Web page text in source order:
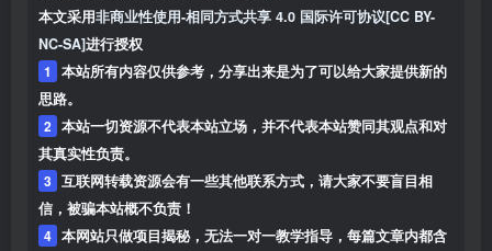
本文采用非商业性使用-相同方式共享 4.0 国际许可协议[CC BY-
NC-SA]进行授权
1
本站所有内容仅供参考，分享出来是为了可以给大家提供新的
思路。
2 本站一切资源不代表本站立场，并不代表本站赞同其观点和对
其真实性负责。
3 互联网转载资源会有一些其他联系方式，请大家不要盲目相
信，被骗本站概不负责！
4 本网站只做项目揭秘，无法一对一教学指导，每篇文章内都含